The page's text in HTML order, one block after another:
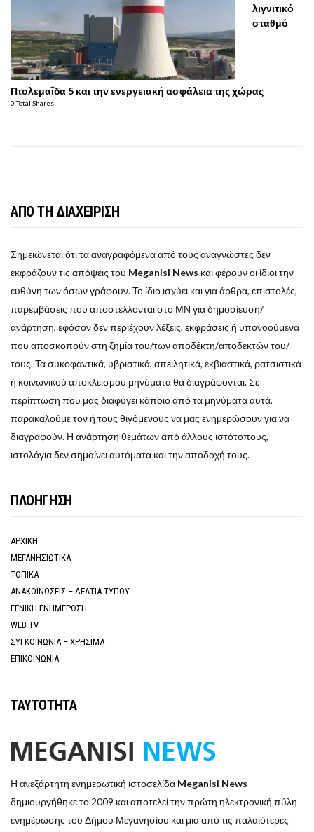
λιγνιτικό
σταθμό
Πτολεμαΐδα 5 και την ενεργειακή ασφάλεια της χώρας
0 Total Shares
ΑΠΟ ΤΗ ΔΙΑΧΕΙΡΙΣΗ
Σημειώνεται ότι τα αναγραφόμενα από τους αναγνώστες δεν
εκφράζουν τις απόψεις του Meganisi News και φέρουν οι ίδιοι την
ευθύνη των όσων γράφουν. Το ίδιο ισχύει και για άρθρα, επιστολές,
παρεμβάσεις που αποστέλλονται στο ΜΝ για δημοσίευση/
ανάρτηση, εφόσον δεν περιέχουν λέξεις, εκφράσεις ή υπονοούμενα
που αποσκοπούν στη ζημία του/των αποδέκτη/αποδεκτών του/
τους. Τα συκοφαντικά, υβριστικά, απειλητικά, εκβιαστικά, ρατσιστικά
ή κοινωνικού αποκλεισμού μηνύματα θα διαγράφονται. Σε
περίπτωση που μας διαφύγει κάποιο από τα μηνύματα αυτά,
παρακαλούμε τον ή τους θιγόμενους να μας ενημερώσουν για να
διαγραφούν. Η ανάρτηση θεμάτων από άλλους ιστότοπους,
ιστολόγια δεν σημαίνει αυτόματα και την αποδοχή τους.
ΠΛΟΗΓΗΣΗ
ΑΡΧΙΚΗ
ΜΕΓΑΝΗΣΙΩΤΙΚΑ
ΤΟΠΙΚΑ
ΑΝΑΚΟΙΝΩΣΕΙΣ – ΔΕΛΤΙΑ ΤΥΠΟΥ
ΓΕΝΙΚΗ ΕΝΗΜΕΡΩΣΗ
WEB TV
ΣΥΓΚΟΙΝΩΝΙΑ – ΧΡΗΣΙΜΑ
ΕΠΙΚΟΙΝΩΝΙΑ
ΤΑΥΤΟΤΗΤΑ
Η ανεξάρτητη ενημερωτική ιστοσελίδα Meganisi News
δημιουργήθηκε το 2009 και αποτελεί την πρώτη ηλεκτρονική πύλη
ενημέρωσης του Δήμου Μεγανησίου και μια από τις παλαιότερες